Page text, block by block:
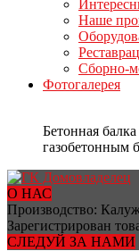
Наше
Сборно-
Фотогалерея
Бетонная балка
газобетонным
О НАС
Производство:
Зарегистрирован
СЛЕДУЙ ЗА НАМИ